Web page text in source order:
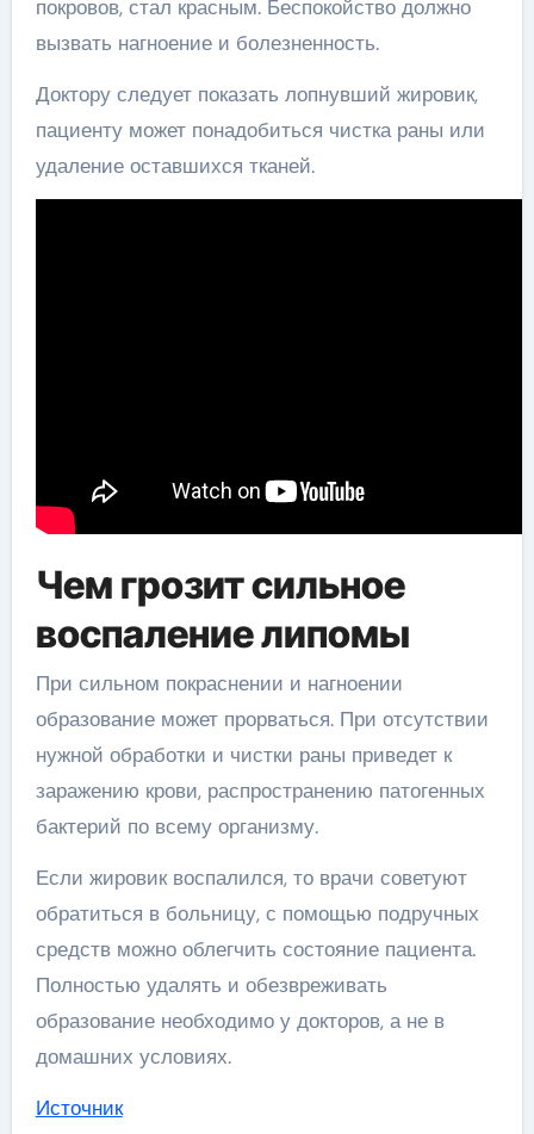
покровов, стал красным. Беспокойство должно
вызвать нагноение и болезненность.
Доктору следует показать лопнувший жировик,
пациенту может понадобиться чистка раны или
удаление оставшихся тканей.
Чем грозит сильное
воспаление липомы
При сильном покраснении и нагноении
образование может прорваться. При отсутствии
нужной обработки и чистки раны приведет к
заражению крови, распространению патогенных
бактерий по всему организму.
Если жировик воспалился, то врачи советуют
обратиться в больницу, с помощью подручных
средств можно облегчить состояние пациента.
Полностью удалять и обезвреживать
образование необходимо у докторов, а не в
домашних условиях.
Источник